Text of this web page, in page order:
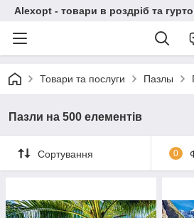
Alexopt - товари в роздріб та
Товари та послуги Пазлы
Пазли на 500 елементів
Сортування 0